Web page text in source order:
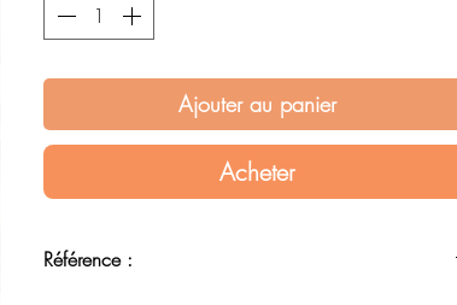
Ajouter au panier
Acheter
Référence :